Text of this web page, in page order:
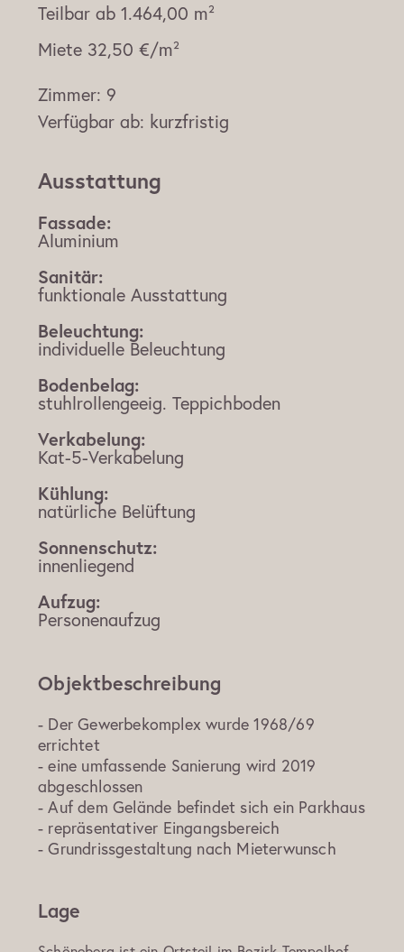
Teilbar ab 1.464,00 m²
Miete 32,50 €/m²
Zimmer: 9
Verfügbar ab: kurzfristig
Ausstattung
Fassade:
Aluminium
Sanitär:
funktionale Ausstattung
Beleuchtung:
individuelle Beleuchtung
Bodenbelag:
stuhlrollengeeig. Teppichboden
Verkabelung:
Kat-5-Verkabelung
Kühlung:
natürliche Belüftung
Sonnenschutz:
innenliegend
Aufzug:
Personenaufzug
Objektbeschreibung
- Der Gewerbekomplex wurde 1968/69
errichtet
- eine umfassende Sanierung wird 2019
abgeschlossen
- Auf dem Gelände befindet sich ein Parkhaus
- repräsentativer Eingangsbereich
- Grundrissgestaltung nach Mieterwunsch
Lage